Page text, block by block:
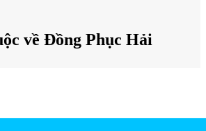
về Đồng Phục Hải